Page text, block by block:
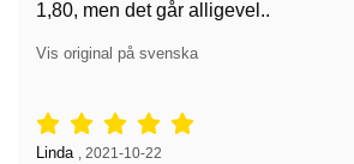
1,80, men det går alligevel..
Vis original på svenska
Anmeldelser: 5 stjerne af 5,
Anmeldelser af:
Linda 2021-10-22